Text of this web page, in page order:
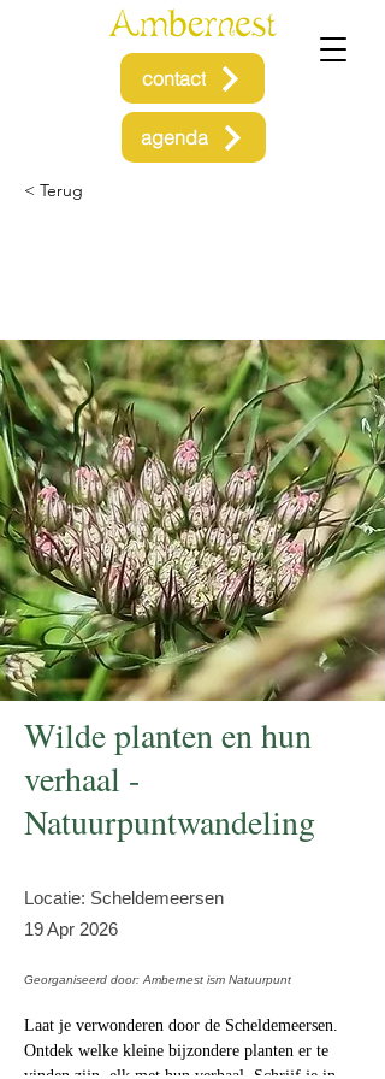
contact
agenda
< Terug
Wilde planten en hun
verhaal -
Natuurpuntwandeling
Locatie: Scheldemeersen
19 Apr 2026
Georganiseerd door: Ambernest ism Natuurpunt
Laat je verwonderen door de Scheldemeersen.
Ontdek welke kleine bijzondere planten er te